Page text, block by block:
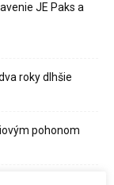
JE Paks a
roky dlhšie
pohonom